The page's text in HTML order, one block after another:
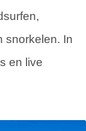
snorkelen. In
en live